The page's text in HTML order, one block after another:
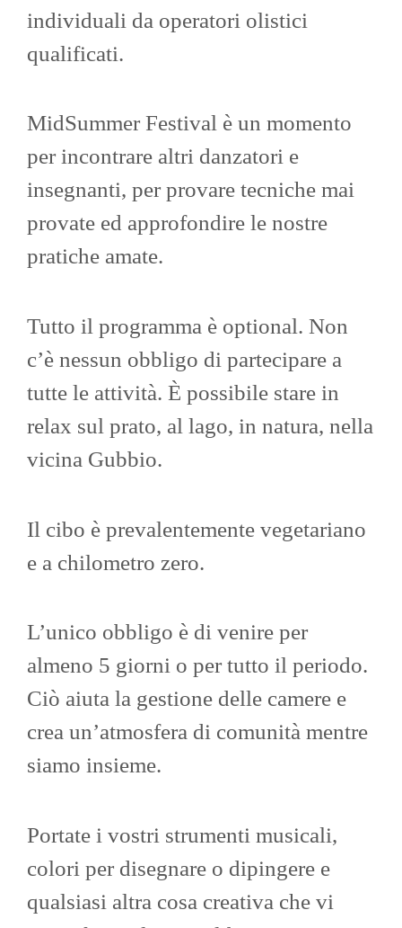
individuali da operatori olistici
qualificati.
MidSummer Festival è un momento
per incontrare altri danzatori e
insegnanti, per provare tecniche mai
provate ed approfondire le nostre
pratiche amate.
Tutto il programma è optional. Non
c’è nessun obbligo di partecipare a
tutte le attività. È possibile stare in
relax sul prato, al lago, in natura, nella
vicina Gubbio.
Il cibo è prevalentemente vegetariano
e a chilometro zero.
L’unico obbligo è di venire per
almeno 5 giorni o per tutto il periodo.
Ciò aiuta la gestione delle camere e
crea un’atmosfera di comunità mentre
siamo insieme.
Portate i vostri strumenti musicali,
colori per disegnare o dipingere e
qualsiasi altra cosa creativa che vi